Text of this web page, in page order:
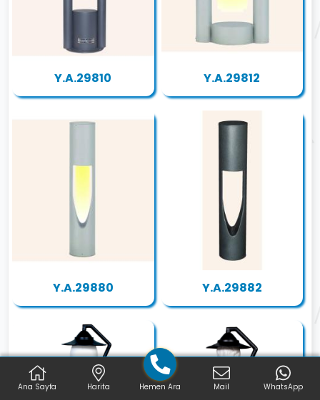
Y.A.29810 Y.A.29812
Y.A.29880 Y.A.29882
Ana Sayfa Harita Hemen Ara Mail WhatsApp